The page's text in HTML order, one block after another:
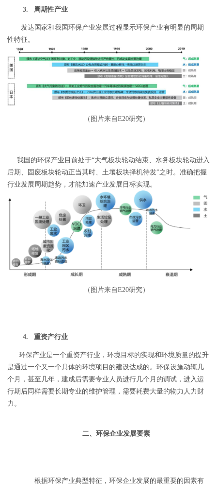
3. 周期性产业
发达国家和我国环保产业发展过程显示环保产业有明显的周期
性特征。
（图片来自E20研究）
我国的环保产业目前处于“大气板块轮动结束、水务板块轮动进入
后期、固废板块轮动正当其时、土壤板块择机待发”之时。准确把握
行业发展周期趋势，才能加速产业发展目标实现。
（图片来自E20研究）
4. 重资产行业
环保产业是一个重资产行业，环境目标的实现和环境质量的提升
是通过一个又一个具体的环境项目的建设达成的。环保设施动辄几
个月，甚至几年，建成后需要专业人员进行几个月的调试，进入运
行期后同样需要长期专业的维护管理，需要耗费大量的物力人力财
力。
二、环保企业发展要素
根据环保产业典型特征，环保企业发展的最重要的因素有